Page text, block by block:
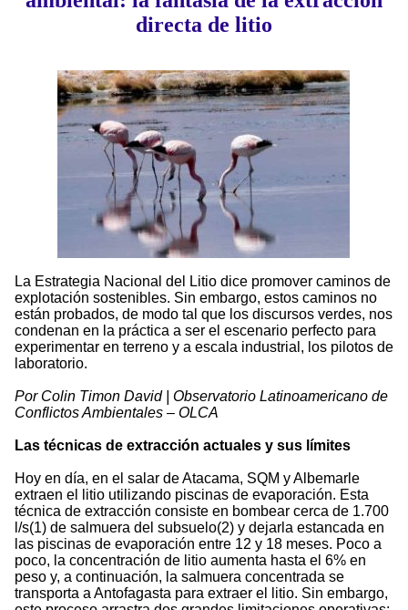
directa de litio
La Estrategia Nacional del Litio dice promover caminos de
explotación sostenibles. Sin embargo, estos caminos no
están probados, de modo tal que los discursos verdes, nos
condenan en la práctica a ser el escenario perfecto para
experimentar en terreno y a escala industrial, los pilotos de
laboratorio.
Por Colin Timon David | Observatorio Latinoamericano de
Conflictos Ambientales – OLCA
Las técnicas de extracción actuales y sus límites
Hoy en día, en el salar de Atacama, SQM y Albemarle
extraen el litio utilizando piscinas de evaporación. Esta
técnica de extracción consiste en bombear cerca de 1.700
l/s(1) de salmuera del subsuelo(2) y dejarla estancada en
las piscinas de evaporación entre 12 y 18 meses. Poco a
poco, la concentración de litio aumenta hasta el 6% en
peso y, a continuación, la salmuera concentrada se
transporta a Antofagasta para extraer el litio. Sin embargo,